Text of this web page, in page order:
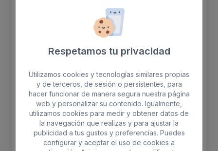
Apartamento Premium
Respetamos tu privacidad
Utilizamos cookies y tecnologías similares propias
y de terceros, de sesión o persistentes, para
hacer funcionar de manera segura nuestra página
web y personalizar su contenido. Igualmente,
utilizamos cookies para medir y obtener datos de
la navegación que realizas y para ajustar la
publicidad a tus gustos y preferencias. Puedes
configurar y aceptar el uso de cookies a